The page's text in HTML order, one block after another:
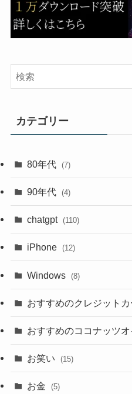
カテゴリー
80年代 (7)
90年代 (4)
chatgpt (110)
iPhone (12)
Windows (8)
おすすめのクレジットカ
おすすめのココナッツ
お笑い (15)
お金 (5)